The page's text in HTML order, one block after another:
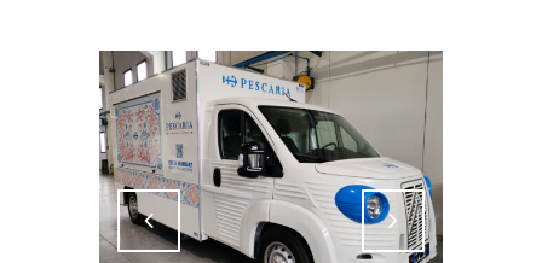
Attiva comando Attiva comando